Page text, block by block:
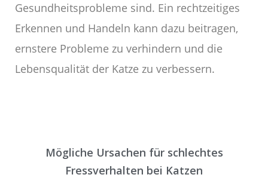
Gesundheitsprobleme sind. Ein rechtzeitiges
Erkennen und Handeln kann dazu beitragen,
ernstere Probleme zu verhindern und die
Lebensqualität der Katze zu verbessern.
Mögliche Ursachen für schlechtes
Fressverhalten bei Katzen